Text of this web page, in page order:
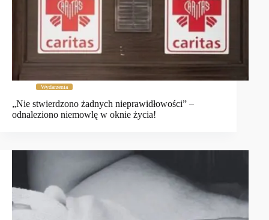
Wydarzenia
„Nie stwierdzono żadnych nieprawidłowości” –
odnaleziono niemowlę w oknie życia!